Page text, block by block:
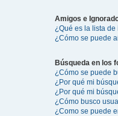
Amigos e
¿Qué es la lista
¿Cómo se puede
Búsqueda en los
¿Cómo se puede
¿Por qué mi
¿Por qué mi
¿Cómo busco
¿Como se puede